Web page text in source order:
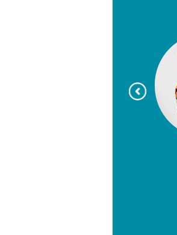
Massachusetts Eye and Ear